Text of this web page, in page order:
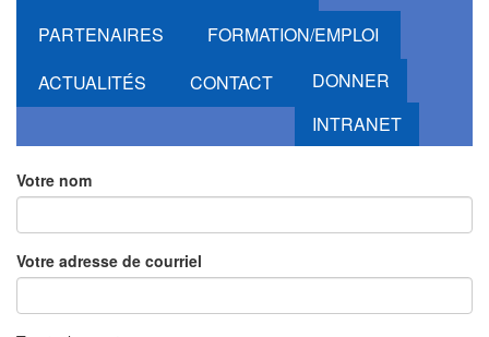
PARTENAIRES
FORMATION/EMPLOI
ACTUALITÉS
CONTACT
DONNER
INTRANET
Votre nom
Votre adresse de courriel